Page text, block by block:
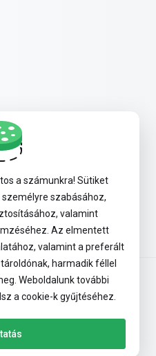
Feltételek
a számunkra! Sütiket
szabásához,
valamint
Az elmentett
valamint a preferált
harmadik féllel
Weboldalunk további
a cookie-k gyűjtéséhez.